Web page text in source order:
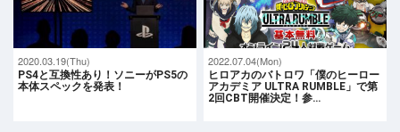
2020.03.19(Thu)
PS4と互換性あり！ソニーがPS5の
本体スペックを発表！
2022.07.04(Mon)
ヒロアカのバトロワ「僕のヒーロー
アカデミア ULTRA RUMBLE」で第
2回CBT開催決定！参…